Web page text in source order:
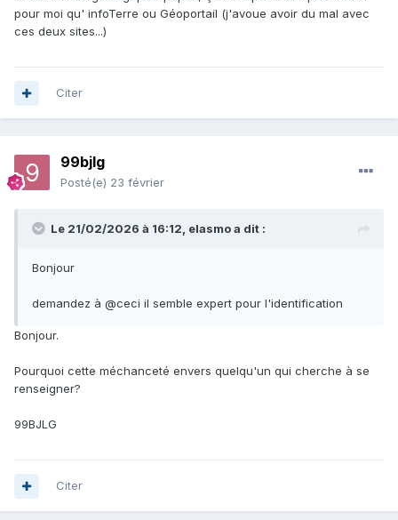
pour moi qu' infoTerre ou Géoportail (j'avoue avoir du mal avec
ces deux sites...)
Citer
99bjlg
Posté(e) 23 février
Le 21/02/2026 à 16:12, elasmoa dit :
Bonjour
demandez à @ceci il semble expert pour l'identification
Bonjour.
Pourquoi cette méchanceté envers quelqu'un qui cherche à se
renseigner?
99BJLG
Citer